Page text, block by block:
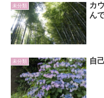
未分類
カ
ん
未分類 自